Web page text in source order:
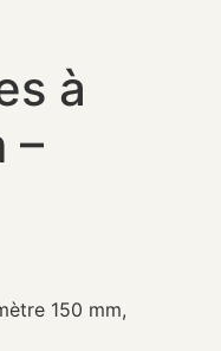
à
–
150 mm,